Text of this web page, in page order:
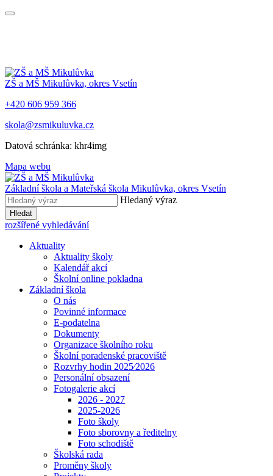
ZŠ a MŠ Mikulůvka, okres Vsetín
+420 606 959 366
skola@zsmikuluvka.cz
Datová schránka: khr4img
Mapa webu
Základní škola a Mateřská škola Mikulůvka, okres Vsetín
Hledaný výraz
Hledat
rozšířené vyhledávání
Aktuality
Aktuality školy
Kalendář akcí
Školní online pokladna
Základní škola
O nás
Povinné informace
E-podatelna
Dokumenty
Organizace školního roku
Školní poradenské pracoviště
Rozvrhy hodin 2025⁄2026
Personální obsazení
Fotogalerie akcí
2026 - 2027
2025-2026
Foto školy
Foto sborovny a ředitelny
Foto schodiště
Školská rada
Proměny školy